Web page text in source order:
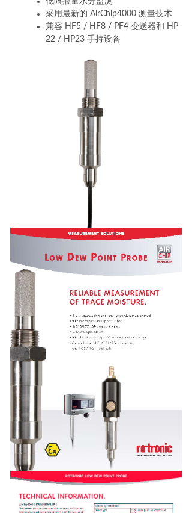
采用最新的 AirChip4000 测量技术
兼容 HF5 / HF8 / PF4 变送器和 HP
22 / HP23 手持设备